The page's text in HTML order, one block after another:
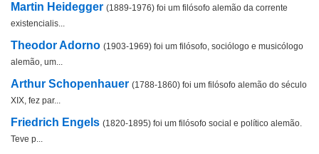
Martin Heidegger (1889-1976) foi um filósofo alemão da corrente
existencialis...
Theodor Adorno (1903-1969) foi um filósofo, sociólogo e musicólogo
alemão, um...
Arthur Schopenhauer (1788-1860) foi um filósofo alemão do século
XIX, fez par...
Friedrich Engels (1820-1895) foi um filósofo social e político alemão.
Teve p...